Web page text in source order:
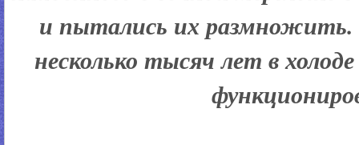
и пытались их размножить.
несколько тысяч лет в